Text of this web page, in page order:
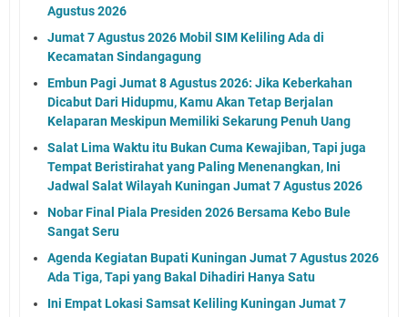
Agustus 2026
Jumat 7 Agustus 2026 Mobil SIM Keliling Ada di
Kecamatan Sindangagung
Embun Pagi Jumat 8 Agustus 2026: Jika Keberkahan
Dicabut Dari Hidupmu, Kamu Akan Tetap Berjalan
Kelaparan Meskipun Memiliki Sekarung Penuh Uang
Salat Lima Waktu itu Bukan Cuma Kewajiban, Tapi juga
Tempat Beristirahat yang Paling Menenangkan, Ini
Jadwal Salat Wilayah Kuningan Jumat 7 Agustus 2026
Nobar Final Piala Presiden 2026 Bersama Kebo Bule
Sangat Seru
Agenda Kegiatan Bupati Kuningan Jumat 7 Agustus 2026
Ada Tiga, Tapi yang Bakal Dihadiri Hanya Satu
Ini Empat Lokasi Samsat Keliling Kuningan Jumat 7